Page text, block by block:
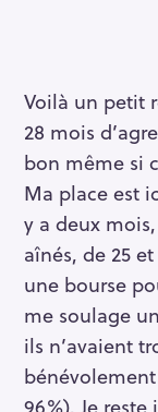
Voilà un petit
28 mois
bon même si
Ma place est
y a deux
aînés, de 25
une bourse
me soulage
ils n’avaient
96%). Je